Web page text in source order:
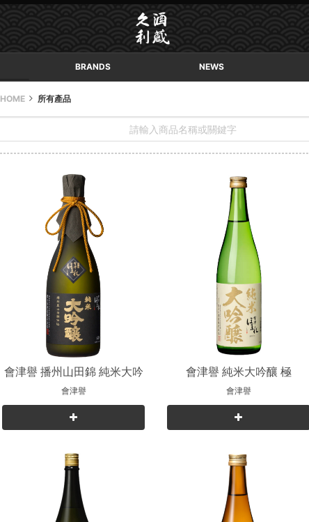
BRANDS NEWS
HOME 所有產品
會津譽 播州山田錦 純米大吟
釀
會津譽
會津譽 純米大吟釀 極
會津譽